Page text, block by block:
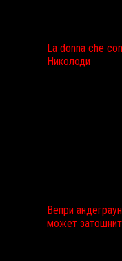
La donna che
Николоди
Вепри
может